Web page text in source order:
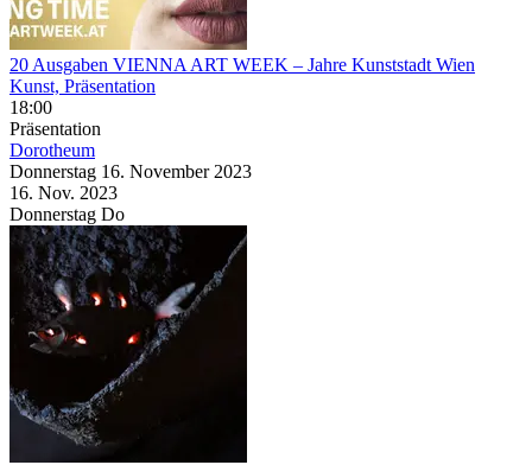
20 Ausgaben VIENNA ART WEEK – Jahre Kunststadt Wien
Kunst, Präsentation
18:00
Präsentation
Dorotheum
Donnerstag 16. November 2023
16. Nov. 2023
Donnerstag Do